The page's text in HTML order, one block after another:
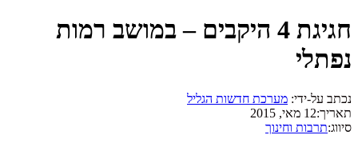
חגיגת 4 היקבים – במושב רמות
נפתלי
נכתב על-ידי: מערכת חדשות הגליל
תאריך:12 מאי, 2015
סיווג:תרבות וחינוך